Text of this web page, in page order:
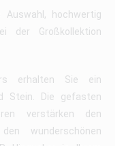
Auswahl, hochwertig
der Großkollektion
erhalten Sie ein
Stein. Die gefasten
verstärken den
wunderschönen